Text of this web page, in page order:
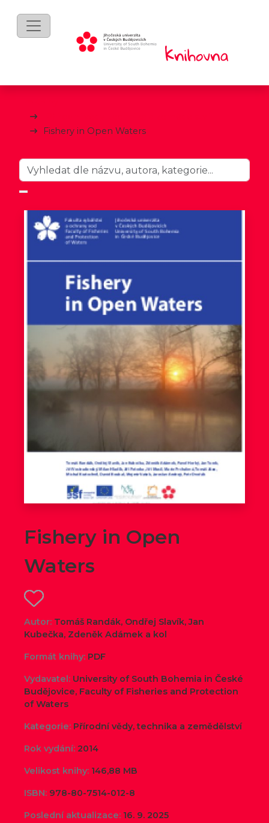
Fishery in Open Waters
Fishery in Open
Waters
Autor: Tomáš Randák, Ondřej Slavík, Jan
Kubečka, Zdeněk Adámek a kol
Formát knihy: PDF
Vydavatel: University of South Bohemia in České
Budějovice, Faculty of Fisheries and Protection
of Waters
Kategorie: Přírodní vědy, technika a zemědělství
Rok vydání: 2014
Velikost knihy: 146,88 MB
ISBN: 978-80-7514-012-8
Poslední aktualizace: 16. 9. 2025